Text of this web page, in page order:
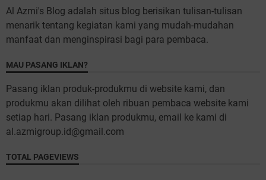
Al Azmi's Blog adalah situs blog berisikan tulisan-tulisan
menarik tentang kegiatan kami yang mudah-mudahan
manfaat dan menginspirasi bagi para pembaca.
MAU PASANG IKLAN?
Pasang iklan produk-produkmu di website kami, dan
produkmu akan dilihat oleh ribuan pembaca website kami
setiap hari. Pasang iklan produkmu, email ke kami di
al.azmigroup.id@gmail.com
TOTAL PAGEVIEWS